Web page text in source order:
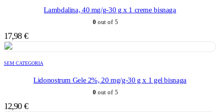
Lambdalina, 40 mg/g-30 g x 1 creme bisnaga
0 out of 5
17,98 €
SEM CATEGORIA
Lidonostrum Gele 2%, 20 mg/g-30 g x 1 gel bisnaga
0 out of 5
12,90 €